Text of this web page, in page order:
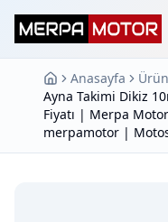
Anasayfa
Ayna Takimi Dikiz
Fiyatı | Merpa
merpamotor |